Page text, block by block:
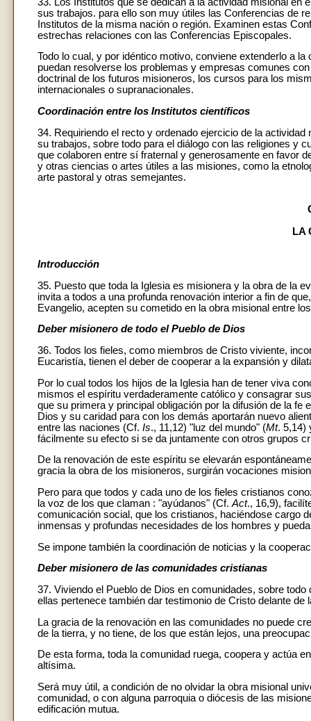
sus trabajos. para ello son muy útiles las Conferencias de
Institutos de la misma nación o región. Examinen estas
estrechas relaciones con las Conferencias Episcopales.
Todo lo cual, y por idéntico motivo, conviene extenderlo a
puedan resolverse los problemas y empresas comunes
doctrinal de los futuros misioneros, los cursos para los
internacionales o supranacionales.
Coordinación entre los Institutos científicos
34. Requiriendo el recto y ordenado ejercicio de la
su trabajos, sobre todo para el diálogo con las religiones y
que colaboren entre sí fraternal y generosamente en favor
y otras ciencias o artes útiles a las misiones, como la
arte pastoral y otras semejantes.
LA
Introducción
35. Puesto que toda la Iglesia es misionera y la obra de la
invita a todos a una profunda renovación interior a fin de
Evangelio, acepten su cometido en la obra misional entre
Deber misionero de todo el Pueblo de Dios
36. Todos los fieles, como miembros de Cristo viviente,
Eucaristía, tienen el deber de cooperar a la expansión y
Por lo cual todos los hijos de la Iglesia han de tener viva
mismos el espíritu verdaderamente católico y consagrar
que su primera y principal obligación por la difusión de la
Dios y su caridad para con los demás aportarán nuevo
entre las naciones (Cf. Is., 11,12) "luz del mundo" (Mt. 5,14)
fácilmente su efecto si se da juntamente con otros grupos
De la renovación de este espíritu se elevarán
gracia la obra de los misioneros, surgirán vocaciones
Pero para que todos y cada uno de los fieles cristianos
la voz de los que claman : "ayúdanos" (Cf. Act., 16,9),
comunicación social, que los cristianos, haciéndose cargo
inmensas y profundas necesidades de los hombres y
Se impone también la coordinación de noticias y la
Deber misionero de las comunidades cristianas
37. Viviendo el Pueblo de Dios en comunidades, sobre
ellas pertenece también dar testimonio de Cristo delante de
La gracia de la renovación en las comunidades no puede
de la tierra, y no tiene, de los que están lejos, una
De esta forma, toda la comunidad ruega, coopera y actúa
altísima.
Será muy útil, a condición de no olvidar la obra misional
comunidad, o con alguna parroquia o diócesis de las
edificación mutua.